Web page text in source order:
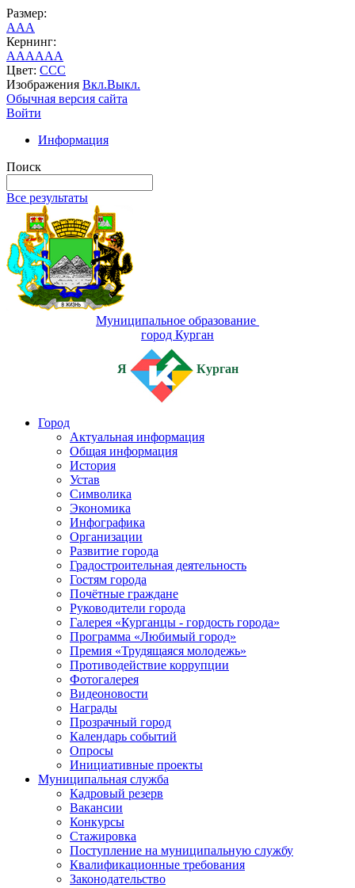
Размер:
AAA
Кернинг:
AAAAAA
Цвет: CCC
Изображения Вкл.Выкл.
Обычная версия сайта
Войти
Информация
Поиск
Все результаты
Муниципальное образование
город Курган
Я Курган
Город
Актуальная информация
Общая информация
История
Устав
Символика
Экономика
Инфографика
Организации
Развитие города
Градостроительная деятельность
Гостям города
Почётные граждане
Руководители города
Галерея «Курганцы - гордость города»
Программа «Любимый город»
Премия «Трудящаяся молодежь»
Противодействие коррупции
Фотогалерея
Видеоновости
Награды
Прозрачный город
Календарь событий
Опросы
Инициативные проекты
Муниципальная служба
Кадровый резерв
Вакансии
Конкурсы
Стажировка
Поступление на муниципальную службу
Квалификационные требования
Законодательство